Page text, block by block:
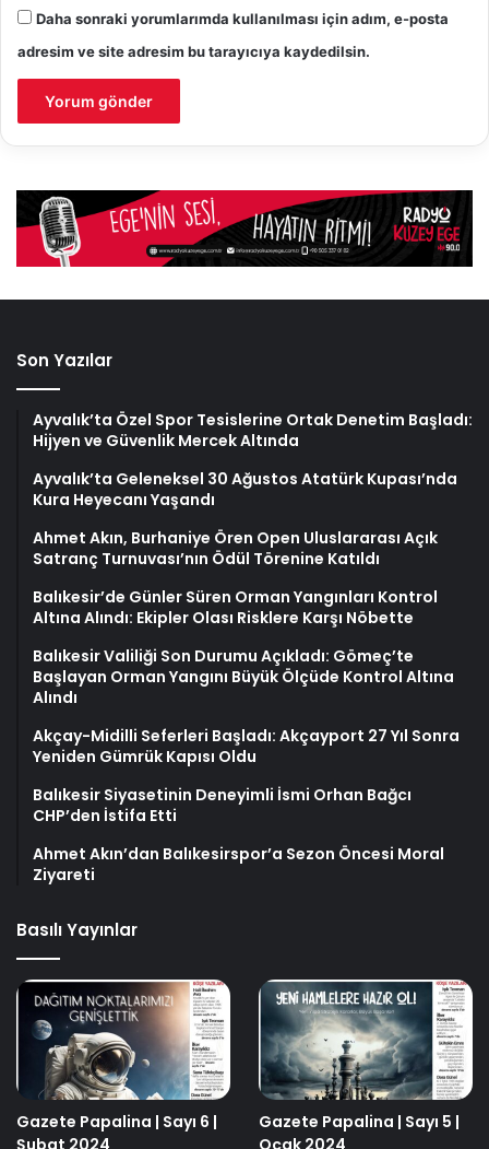
Daha sonraki yorumlarımda kullanılması için adım, e-posta
adresim ve site adresim bu tarayıcıya kaydedilsin.
Son Yazılar
Ayvalık’ta Özel Spor Tesislerine Ortak Denetim Başladı:
Hijyen ve Güvenlik Mercek Altında
Ayvalık’ta Geleneksel 30 Ağustos Atatürk Kupası’nda
Kura Heyecanı Yaşandı
Ahmet Akın, Burhaniye Ören Open Uluslararası Açık
Satranç Turnuvası’nın Ödül Törenine Katıldı
Balıkesir’de Günler Süren Orman Yangınları Kontrol
Altına Alındı: Ekipler Olası Risklere Karşı Nöbette
Balıkesir Valiliği Son Durumu Açıkladı: Gömeç’te
Başlayan Orman Yangını Büyük Ölçüde Kontrol Altına
Alındı
Akçay-Midilli Seferleri Başladı: Akçayport 27 Yıl Sonra
Yeniden Gümrük Kapısı Oldu
Balıkesir Siyasetinin Deneyimli İsmi Orhan Bağcı
CHP’den İstifa Etti
Ahmet Akın’dan Balıkesirspor’a Sezon Öncesi Moral
Ziyareti
Basılı Yayınlar
Gazete Papalina | Sayı 6 |
Gazete Papalina | Sayı 5 |